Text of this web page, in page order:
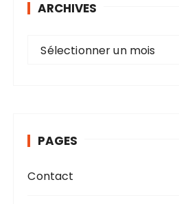
ARCHIVES
e
Sélectionner un mois
PAGES
Contact